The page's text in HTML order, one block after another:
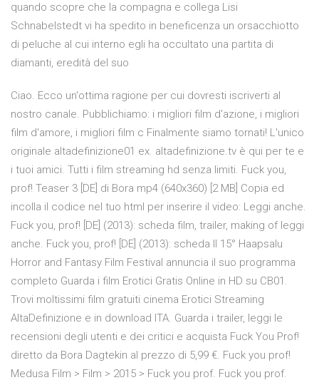
quando scopre che la compagna e collega Lisi
Schnabelstedt vi ha spedito in beneficenza un orsacchiotto
di peluche al cui interno egli ha occultato una partita di
diamanti, eredità del suo
Ciao. Ecco un'ottima ragione per cui dovresti iscriverti al
nostro canale. Pubblichiamo: i migliori film d'azione, i migliori
film d'amore, i migliori film c Finalmente siamo tornati! L'unico
originale altadefinizione01 ex. altadefinizione.tv è qui per te e
i tuoi amici. Tutti i film streaming hd senza limiti. Fuck you,
prof! Teaser 3 [DE] di Bora mp4 (640x360) [2 MB] Copia ed
incolla il codice nel tuo html per inserire il video: Leggi anche.
Fuck you, prof! [DE] (2013): scheda film, trailer, making of leggi
anche. Fuck you, prof! [DE] (2013): scheda Il 15° Haapsalu
Horror and Fantasy Film Festival annuncia il suo programma
completo Guarda i film Erotici Gratis Online in HD su CB01.
Trovi moltissimi film gratuiti cinema Erotici Streaming
AltaDefinizione e in download ITA. ‎Guarda i trailer, leggi le
recensioni degli utenti e dei critici e acquista Fuck You Prof!
diretto da Bora Dagtekin al prezzo di 5,99 €. Fuck you prof!
Medusa Film > Film > 2015 > Fuck you prof. Fuck you prof.